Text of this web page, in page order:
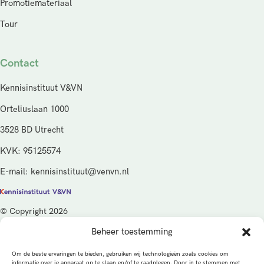
Beheer toestemming
Om de beste ervaringen te bieden, gebruiken wij technologieën zoals cookies om
Promotiemateriaal
Tour
Contact
Kennisinstituut V&VN
Orteliuslaan 1000
3528 BD Utrecht
KVK: 95125574
E-mail: kennisinstituut@venvn.nl
© Copyright 2026
De activiteiten van het Kennisinstituut V&VN worden gefinancierd
vanuit de kwaliteitsgelden van het ministerie van Volksgezondheid,
Welzijn en Sport (VWS), beheerd door ZonMw.